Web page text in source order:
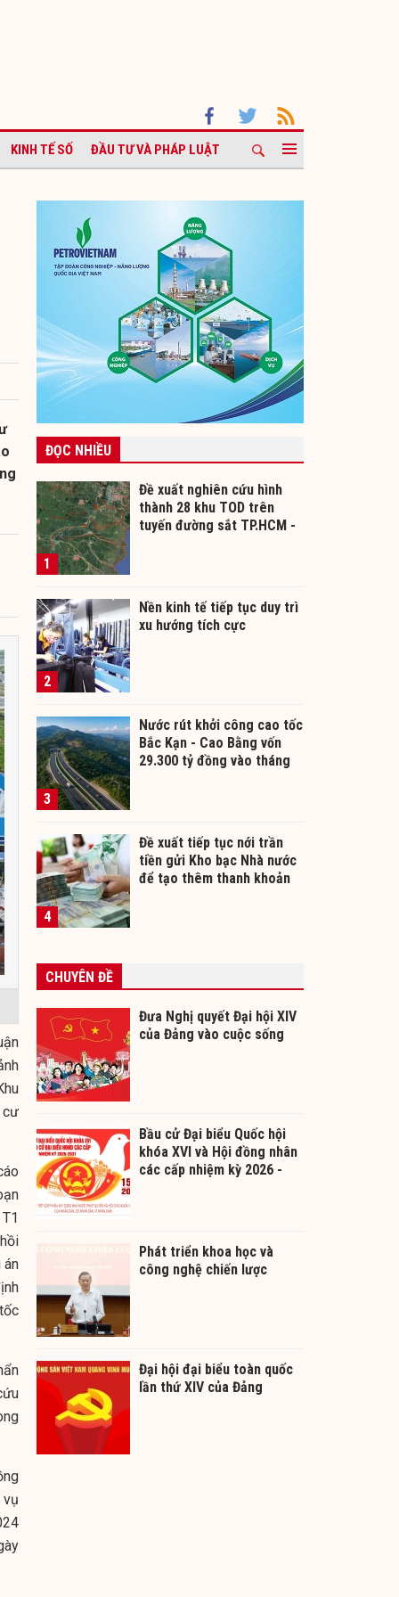
KINH TẾ SỐ ĐẦU TƯ VÀ PHÁP LUẬT
cư
án
ĐỌC NHIỀU
1
Đề xuất nghiên cứu hình
thành 28 khu TOD trên
tuyến đường sắt TP.HCM -
2
Nền kinh tế tiếp tục duy trì
xu hướng tích cực
3
Nước rút khởi công cao tốc
Bắc Kạn - Cao Bằng vốn
29.300 tỷ đồng vào tháng
4
Đề xuất tiếp tục nới trần
tiền gửi Kho bạc Nhà nước
để tạo thêm thanh khoản
CHUYÊN ĐỀ
Đưa Nghị quyết Đại hội XIV
của Đảng vào cuộc sống
Bầu cử Đại biểu Quốc hội
khóa XVI và Hội đồng nhân
các cấp nhiệm kỳ 2026 -
Phát triển khoa học và
công nghệ chiến lược
Đại hội đại biểu toàn quốc
lần thứ XIV của Đảng